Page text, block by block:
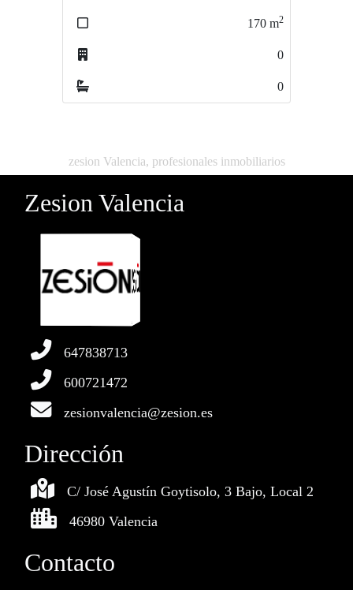
140m
zesion Valencia, profesionales inmobiliarios
Zesion Valencia
647838713
600721472
zesionvalencia@zesion.es
Dirección
C/ José Agustín Goytisolo, 3 Bajo, Local 2
46980 Valencia
Contacto